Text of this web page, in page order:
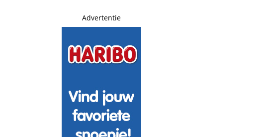
Advertentie